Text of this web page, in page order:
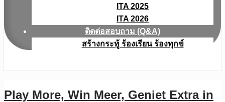
ITA 2025
ITA 2026
ติดต่อสอบถาม (Q&A)
สร้างกระทู้ ร้องเรียน ร้องทุกข์
Play More, Win Meer, Geniet Extra in